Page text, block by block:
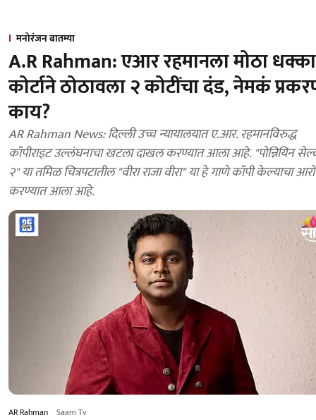
मनोरंजन बातम्या
A.R Rahman: एआर रहमानला मोठा
कोर्टाने ठोठावला २ कोटींचा दंड, नेमकं
काय?
AR Rahman News: दिल्ली उच्च न्यायालयात ए.आर. रहमानविरुद्ध
कॉपीराइट उल्लंघनाचा खटला दाखल करण्यात आला आहे. "पोन्नियिन
२" या तमिळ चित्रपटातील "वीरा राजा वीरा" या हे गाणे कॉपी केल्याचा
करण्यात आला आहे.
AR Rahman Saam Tv